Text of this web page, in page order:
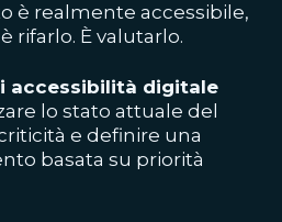
è realmente accessibile,
rifarlo. È valutarlo.
accessibilità digitale
lo stato attuale del
e definire una
basata su priorità